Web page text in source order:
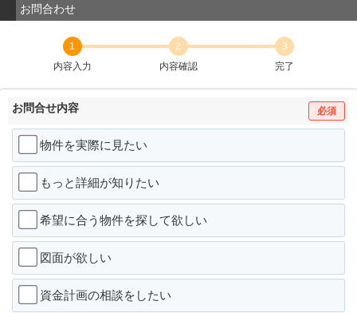
お問合わせ
1
内容入力
2
内容確認
3
完了
お問合せ内容 必須
物件を実際に見たい
もっと詳細が知りたい
希望に合う物件を探して欲しい
図面が欲しい
資金計画の相談をしたい